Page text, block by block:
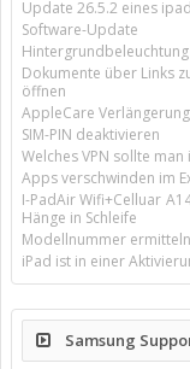
Update 26.5.2 eines
Software-Update
Hintergrundbeleuchtung
Dokumente über Links
öffnen
AppleCare Verlängerung
SIM-PIN deaktivieren
Welches VPN sollte
Apps verschwinden im
I-PadAir Wifi+Celluar
Hänge in Schleife
Modellnummer ermitteln
iPad ist in einer
Samsung